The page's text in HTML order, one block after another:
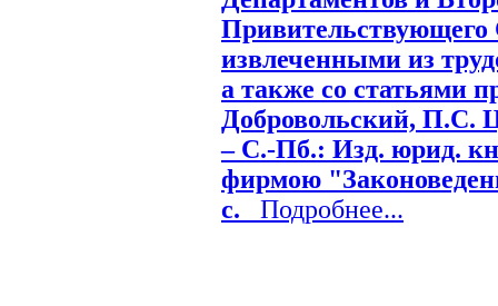
Привительствующего
извлеченными из
а также со статьями
Добровольский, П.С.
– С.-Пб.: Изд. юрид.
фирмою
с. Подробнее...